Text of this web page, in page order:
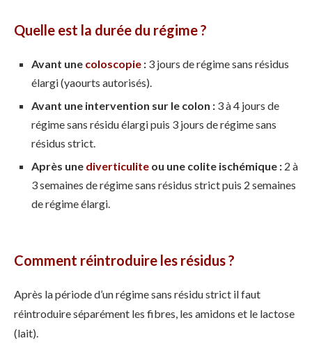
Quelle est la durée du régime ?
Avant une coloscopie : 3 jours de régime sans résidus
élargi (yaourts autorisés).
Avant une intervention sur le colon : 3 à 4 jours de
régime sans résidu élargi puis 3 jours de régime sans
résidus strict.
Après une diverticulite ou une colite ischémique : 2 à
3 semaines de régime sans résidus strict puis 2 semaines
de régime élargi.
Comment réintroduire les résidus ?
Après la période d’un régime sans résidu strict il faut
réintroduire séparément les fibres, les amidons et le lactose
(lait).